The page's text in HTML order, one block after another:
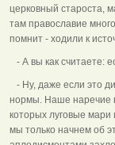
церковный староста,
там православие
помнит - ходили к
- А вы как считаете:
- Ну, даже если это
нормы. Наше наречие
которых луговые
мы только начнем об